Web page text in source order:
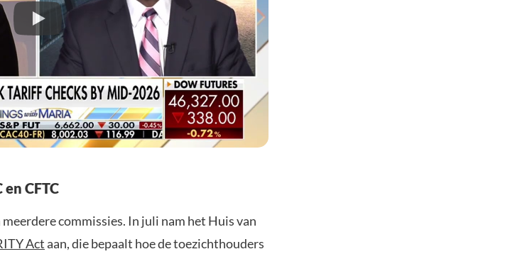
CFTC
commissies. In juli nam het Huis van
Actaan, die bepaalt hoe de toezichthouders